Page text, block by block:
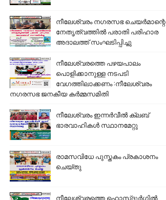
നീലേശ്വരം നഗരസഭ ചെയർമാന്റെ
നേതൃത്വത്തിൽ പരാതി പരിഹാര
അദാലത്ത് സംഘടിപ്പിച്ചു
നീലേശ്വരത്തെ പഴയപാലം
പൊളിക്കാനുള്ള നടപടി
വേഗത്തിലാക്കണം :നീലേശ്വരം
നഗരസഭ ജനകീയ കർമ്മസമിതി
നീലേശ്വരം ഇന്നർവീൽ ക്ലബ്
ഭാരവാഹികൾ സ്ഥാനമേറ്റു
രാമസവിധേ പുസ്തകം പ്രകാശനം
ചെയ്തു
നീലേശ്വരത്തെ ഹൊസ്ദുർഗിൽ